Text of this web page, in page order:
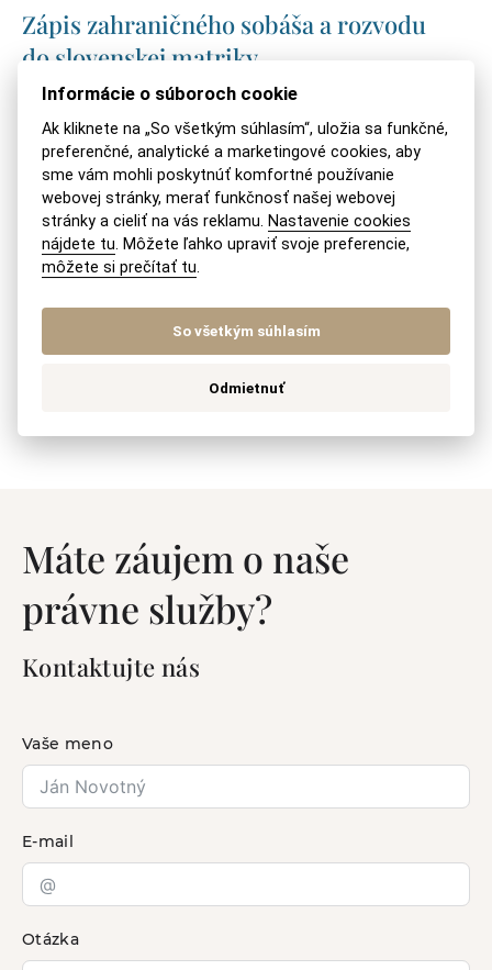
Zápis zahraničného sobáša a rozvodu
do slovenskej matriky
Kam podať návrh na rozvod a ako ho
napísať?
Zrušenie trvalého pobytu cudzinca
po rozvode
Rozdelenie peňazí z BSM na sporiacom
Máte záujem o naše
právne služby?
Kontaktujte nás
Vaše meno
E-mail
Otázka
Informácie o súboroch cookie
Ak kliknete na „So všetkým súhlasím“, uložia sa funkčné,
preferenčné, analytické a marketingové cookies, aby
sme vám mohli poskytnúť komfortné používanie
webovej stránky, merať funkčnosť našej webovej
stránky a cieliť na vás reklamu. Nastavenie cookies
nájdete tu. Môžete ľahko upraviť svoje preferencie,
môžete si prečítať tu.
So všetkým súhlasím
Odmietnuť